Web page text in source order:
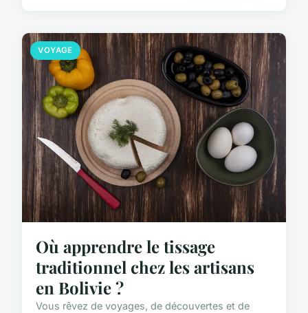
VOYAGE
Où apprendre le tissage
traditionnel chez les artisans
en Bolivie ?
Vous rêvez de voyages, de découvertes et de